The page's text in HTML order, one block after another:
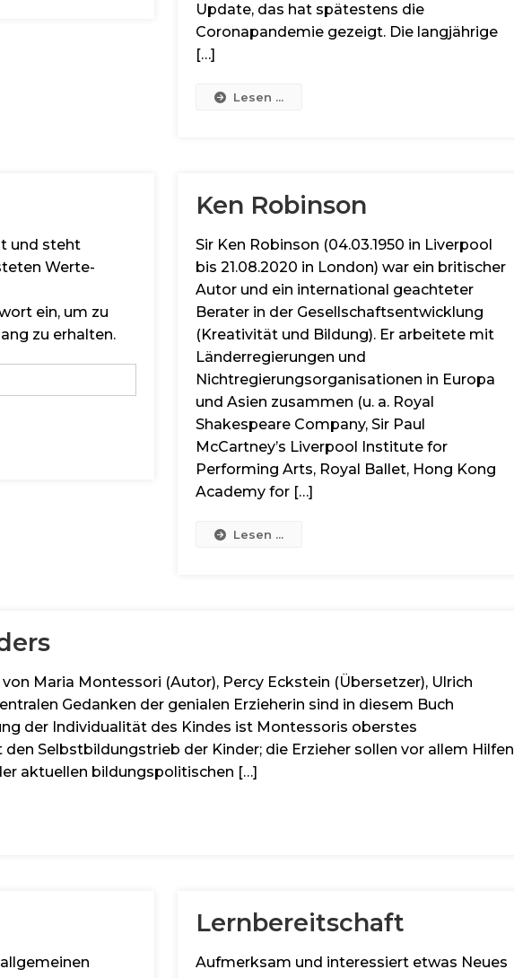
Update, das hat spätestens die
Coronapandemie gezeigt. Die langjährige
[…]
Lesen ...
und steht
Werte-
ein, um zu
zu erhalten.
Ken Robinson
Sir Ken Robinson (04.03.1950 in Liverpool
bis 21.08.2020 in London) war ein britischer
Autor und ein international geachteter
Berater in der Gesellschaftsentwicklung
(Kreativität und Bildung). Er arbeitete mit
Länderregierungen und
Nichtregierungsorganisationen in Europa
und Asien zusammen (u. a. Royal
Shakespeare Company, Sir Paul
McCartney’s Liverpool Institute for
Performing Arts, Royal Ballet, Hong Kong
Academy for […]
Lesen ...
Maria Montessori (Autor), Percy Eckstein (Übersetzer), Ulrich
Gedanken der genialen Erzieherin sind in diesem Buch
der Individualität des Kindes ist Montessoris oberstes
den Selbstbildungstrieb der Kinder; die Erzieher sollen vor allem Hilfen
aktuellen bildungspolitischen […]
Lernbereitschaft
Aufmerksam und interessiert etwas Neues